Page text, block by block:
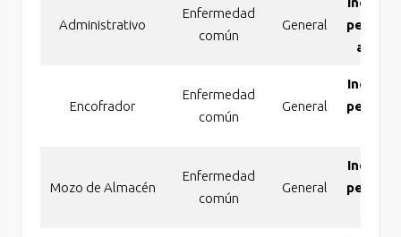
Administrativo
Enfermedad
común
General
Encofrador
Enfermedad
común
General
Mozo de Almacén
Enfermedad
común
General